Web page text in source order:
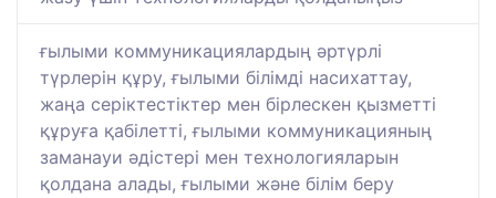
ғылыми коммуникациялардың әртүрлі
түрлерін құру, ғылыми білімді насихаттау,
жаңа серіктестіктер мен бірлескен қызметті
құруға қабілетті, ғылыми коммуникацияның
заманауи әдістері мен технологияларын
қолдана алады, ғылыми және білім беру